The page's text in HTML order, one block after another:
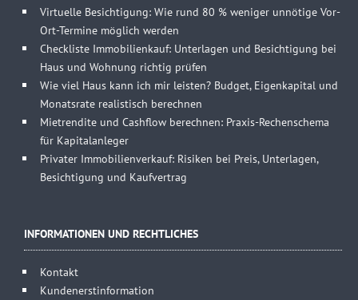
Virtuelle Besichtigung: Wie rund 80 % weniger unnötige Vor-
Ort-Termine möglich werden
Checkliste Immobilienkauf: Unterlagen und Besichtigung bei
Haus und Wohnung richtig prüfen
Wie viel Haus kann ich mir leisten? Budget, Eigenkapital und
Monatsrate realistisch berechnen
Mietrendite und Cashflow berechnen: Praxis-Rechenschema
für Kapitalanleger
Privater Immobilienverkauf: Risiken bei Preis, Unterlagen,
Besichtigung und Kaufvertrag
INFORMATIONEN UND RECHTLICHES
Kontakt
Kundenerstinformation